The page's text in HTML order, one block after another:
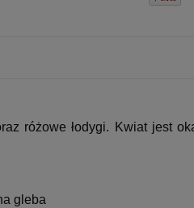
różowe łodygi. Kwiat jest
gleba